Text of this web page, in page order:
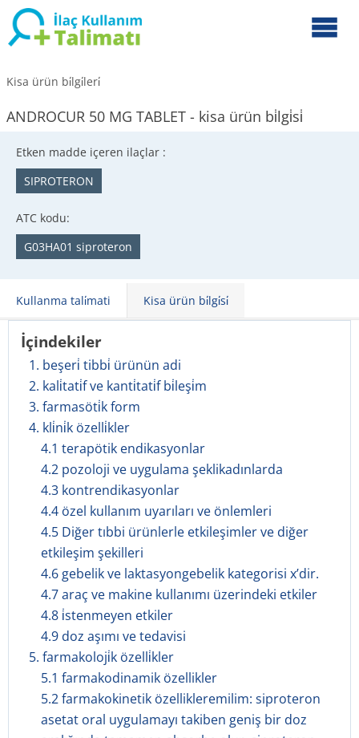
Kisa ürün bi̇lgi̇leri̇
ANDROCUR 50 MG TABLET - kisa ürün bi̇lgi̇si̇
Etken madde içeren ilaçlar :
SIPROTERON
ATC kodu:
G03HA01 siproteron
Kullanma tali̇mati Kisa ürün bi̇lgi̇si̇
İçindekiler
1. beşeri̇ tibbi̇ ürünün adi
2. kali̇tati̇f ve kanti̇tati̇f bi̇leşi̇m
3. farmasöti̇k form
4. kli̇ni̇k özelli̇kler
4.1 terapötik endikasyonlar
4.2 pozoloji ve uygulama şeklikadınlarda
4.3 kontrendikasyonlar
4.4 özel kullanım uyarıları ve önlemleri
4.5 Diğer tıbbi ürünlerle etkileşimler ve diğer
etkileşim şekilleri
4.6 gebelik ve laktasyongebelik kategorisi x’dir.
4.7 araç ve makine kullanımı üzerindeki etkiler
4.8 i̇stenmeyen etkiler
4.9 doz aşımı ve tedavisi
5. farmakoloji̇k özelli̇kler
5.1 farmakodinamik özellikler
5.2 farmakokinetik özellikleremilim: siproteron
asetat oral uygulamayı takiben geniş bir doz